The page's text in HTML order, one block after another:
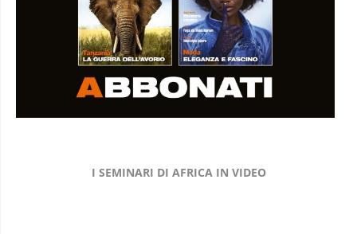
I SEMINARI DI AFRICA IN VIDEO